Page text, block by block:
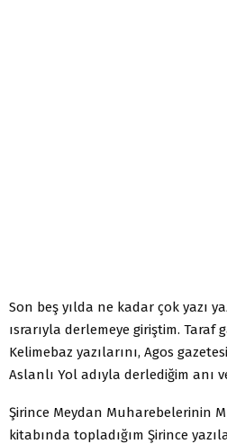
Son beş yılda ne kadar çok yazı
ısrarıyla derlemeye giriştim. Taraf
Kelimebaz yazılarını, Agos
Aslanlı Yol adıyla derlediğim anı
Şirince Meydan Muharebelerinin
kitabında topladığım Şirince